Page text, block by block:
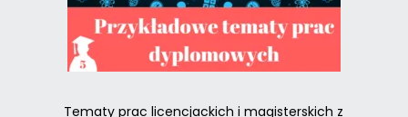
Tematy prac licencjackich i magisterskich z